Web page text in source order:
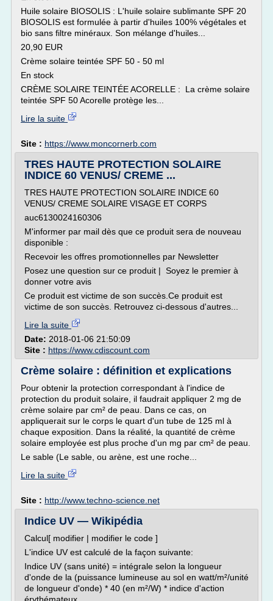
Huile solaire BIOSOLIS : L'huile solaire sublimante SPF 20
BIOSOLIS est formulée à partir d'huiles 100% végétales et
bio sans filtre minéraux. Son mélange d'huiles...
20,90 EUR
Crème solaire teintée SPF 50 - 50 ml
En stock
CRÈME SOLAIRE TEINTÉE ACORELLE : La crème solaire
teintée SPF 50 Acorelle protège les...
Lire la suite
Site : https://www.moncornerb.com
TRES HAUTE PROTECTION SOLAIRE
INDICE 60 VENUS/ CREME ...
TRES HAUTE PROTECTION SOLAIRE INDICE 60
VENUS/ CREME SOLAIRE VISAGE ET CORPS
auc6130024160306
M'informer par mail dès que ce produit sera de nouveau
disponible :
Recevoir les offres promotionnelles par Newsletter
Posez une question sur ce produit | Soyez le premier à
donner votre avis
Ce produit est victime de son succès.Ce produit est
victime de son succès. Retrouvez ci-dessous d'autres...
Lire la suite
Date: 2018-01-06 21:50:09
Site : https://www.cdiscount.com
Crème solaire : définition et explications
Pour obtenir la protection correspondant à l'indice de
protection du produit solaire, il faudrait appliquer 2 mg de
crème solaire par cm² de peau. Dans ce cas, on
appliquerait sur le corps le quart d'un tube de 125 ml à
chaque exposition. Dans la réalité, la quantité de crème
solaire employée est plus proche d'un mg par cm² de peau.
Le sable (Le sable, ou arène, est une roche...
Lire la suite
Site : http://www.techno-science.net
Indice UV — Wikipédia
Calcul[ modifier | modifier le code ]
L'indice UV est calculé de la façon suivante:
Indice UV (sans unité) = intégrale selon la longueur
d'onde de la (puissance lumineuse au sol en watt/m²/unité
de longueur d'onde) * 40 (en m²/W) * indice d'action